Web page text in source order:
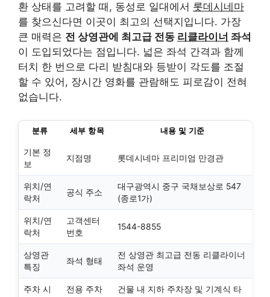
환 상태를 고려할 때, 동성로 일대에서 롯데시네마
를 찾으신다면 이곳이 최고의 선택지입니다. 가장
큰 매력은 전 상영관에 최고급 전동 리클라이너 좌석
이 도입되었다는 점입니다. 넓은 좌석 간격과 함께
터치 한 번으로 다리 받침대와 등받이 각도를 조절
할 수 있어, 장시간 영화를 관람해도 피로감이 전혀
없습니다.
분류 세부 항목 내용 및 기준
기본 정
보
지점명 롯데시네마 프리미엄 만경관
위치/연
락처
공식 주소
대구광역시 중구 국채보상로 547
(종로1가)
위치/연
락처
고객센터
번호
1544-8855
상영관
특징
좌석 형태
전 상영관 최고급 전동 리클라이너
좌석 운영
주차 시
전용 주차
건물 내 지하 주차장 및 기계식 타